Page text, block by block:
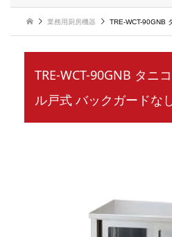
業務用厨房機器 TRE-WCT-90GNB タニ
TRE-WCT-90GNB タニ
ル戸式 バックガードな